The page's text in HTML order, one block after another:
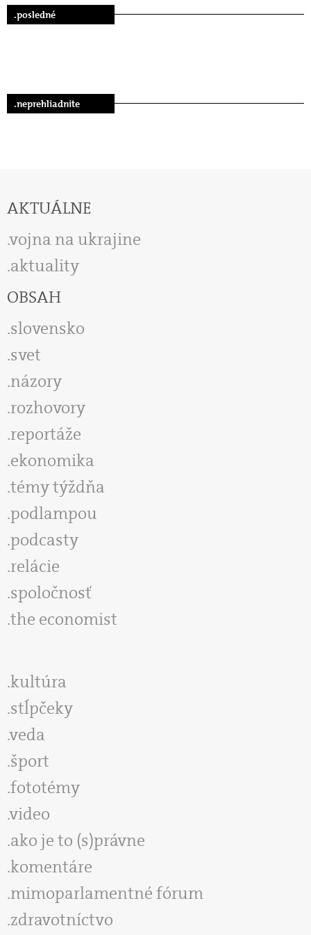
.posledné
.neprehliadnite
AKTUÁLNE
vojna na ukrajine
aktuality
OBSAH
slovensko
svet
názory
rozhovory
reportáže
ekonomika
témy týždňa
podlampou
podcasty
relácie
spoločnosť
the economist
kultúra
stĺpčeky
veda
šport
fototémy
video
ako je to (s)právne
komentáre
mimoparlamentné fórum
zdravotníctvo